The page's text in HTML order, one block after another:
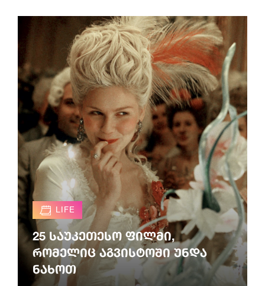
LIFE
25 საუკეთესო ფილმი,
რომელიც აგვისტოში უნდა
ნახოთ